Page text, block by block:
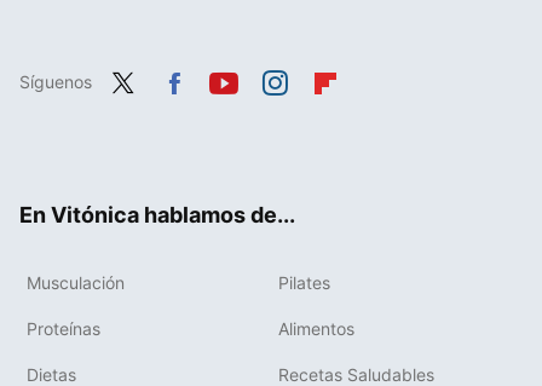
Síguenos
En Vitónica hablamos de...
Musculación Pilates
Proteínas Alimentos
Dietas Recetas Saludables